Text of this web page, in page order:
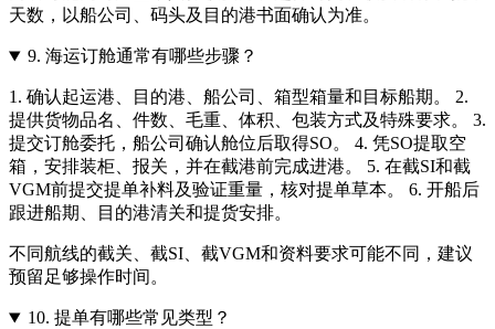
天数，以船公司、码头及目的港书面确认为准。
9. 海运订舱通常有哪些步骤？
1. 确认起运港、目的港、船公司、箱型箱量和目标船期。 2.
提供货物品名、件数、毛重、体积、包装方式及特殊要求。 3.
提交订舱委托，船公司确认舱位后取得SO。 4. 凭SO提取空
箱，安排装柜、报关，并在截港前完成进港。 5. 在截SI和截
VGM前提交提单补料及验证重量，核对提单草本。 6. 开船后
跟进船期、目的港清关和提货安排。
不同航线的截关、截SI、截VGM和资料要求可能不同，建议
预留足够操作时间。
10. 提单有哪些常见类型？